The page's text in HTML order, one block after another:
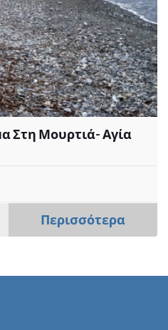
Στη Μουρτιά- Αγία
Περισσότερα